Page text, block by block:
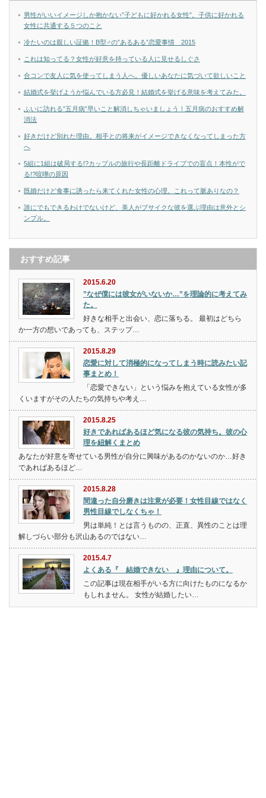
男性がいいイメージしか抱かない”子どもに好かれる女性”。子供に好かれる
女性に共通する５つのこと
冷たいのは親しい証拠！B型♂の”あるある”恋愛事情 2015
これは知ってる？女性が好意を持っている人に見せるしぐさ
合コンで友人に気を使ってしまう人へ。優しいあなたに気づいて欲しいこと
結婚式を挙げようか悩んでいる方必見！結婚式を挙げる意味を考えてみた。
ふいに訪れる”五月病”早いこと解消しちゃいましょう！五月病のおすすめ解
消法
好きだけど別れた理由。相手との将来がイメージできなくなってしまった方
へ
5組に1組は破局する!?カップルの旅行や長距離ドライブでの盲点！本性がで
る!?喧嘩の原因
既婚だけど食事に誘ったら来てくれた女性の心理。これって脈ありなの？
誰にでもできるわけでないけど、美人がブサイクな彼を選ぶ理由は意外とシ
ンプル。
おすすめ記事
2015.6.20
”なぜ僕には彼女がいないか…”を理論的に考えてみ
た。
好きな相手と出会い、恋に落ちる。 最初はどちら
か一方の想いであっても、ステップ…
2015.8.29
恋愛に対して消極的になってしまう時に読みたい記
事まとめ！
「恋愛できない」という悩みを抱えている女性が多
くいますがその人たちの気持ちや考え…
2015.8.25
好きであればあるほど気になる彼の気持ち。彼の心
理を紐解くまとめ
あなたが好意を寄せている男性が自分に興味があるのかないのか…好き
であればあるほど…
2015.8.28
間違った自分磨きは注意が必要！女性目線ではなく
男性目線でしなくちゃ！
男は単純！とは言うものの、正直、異性のことは理
解しづらい部分も沢山あるのではない…
2015.4.7
よくある『 結婚できない 』理由について。
この記事は現在相手がいる方に向けたものになるか
もしれません。 女性が結婚したい…